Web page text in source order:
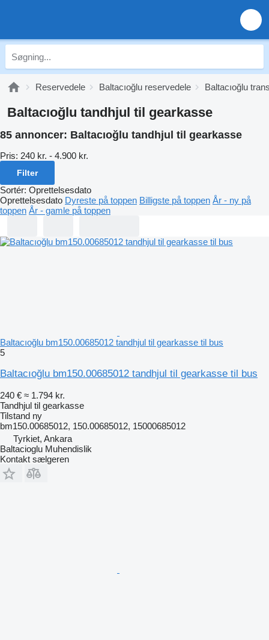
Reservedele Baltacıoğlu reservedele Baltacıoğlu
Baltacıoğlu tandhjul til gearkasse
85 annoncer: Baltacıoğlu tandhjul til gearkasse
Pris: 240 kr. - 4.900 kr.
Filter
Sortér: Oprettelsesdato
Oprettelsesdato Dyreste på toppen Billigste på toppen År - ny på
toppen År - gamle på toppen
Baltacıoğlu bm150.00685012 tandhjul til gearkasse til bus
5
Baltacıoğlu bm150.00685012 tandhjul til gearkasse til bus
240 € ≈ 1.794 kr.
Tandhjul til gearkasse
Tilstand ny
bm150.00685012, 150.00685012, 15000685012
Tyrkiet, Ankara
Baltacioglu Muhendislik
Kontakt sælgeren